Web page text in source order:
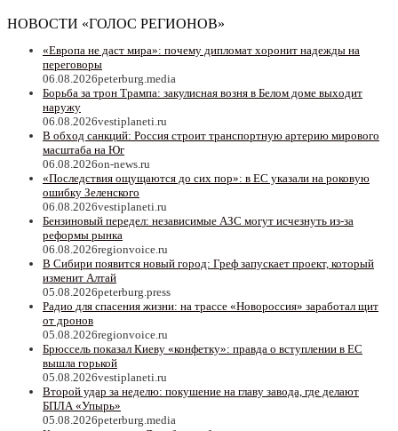
НОВОСТИ «ГОЛОС РЕГИОНОВ»
«Европа не даст мира»: почему дипломат хоронит надежды на
переговоры
06.08.2026peterburg.media
Борьба за трон Трампа: закулисная возня в Белом доме выходит
наружу
06.08.2026vestiplaneti.ru
В обход санкций: Россия строит транспортную артерию мирового
масштаба на Юг
06.08.2026on-news.ru
«Последствия ощущаются до сих пор»: в ЕС указали на роковую
ошибку Зеленского
06.08.2026vestiplaneti.ru
Бензиновый передел: независимые АЗС могут исчезнуть из-за
реформы рынка
06.08.2026regionvoice.ru
В Сибири появится новый город: Греф запускает проект, который
изменит Алтай
05.08.2026peterburg.press
Радио для спасения жизни: на трассе «Новороссия» заработал щит
от дронов
05.08.2026regionvoice.ru
Брюссель показал Киеву «конфетку»: правда о вступлении в ЕС
вышла горькой
05.08.2026vestiplaneti.ru
Второй удар за неделю: покушение на главу завода, где делают
БПЛА «Упырь»
05.08.2026peterburg.media